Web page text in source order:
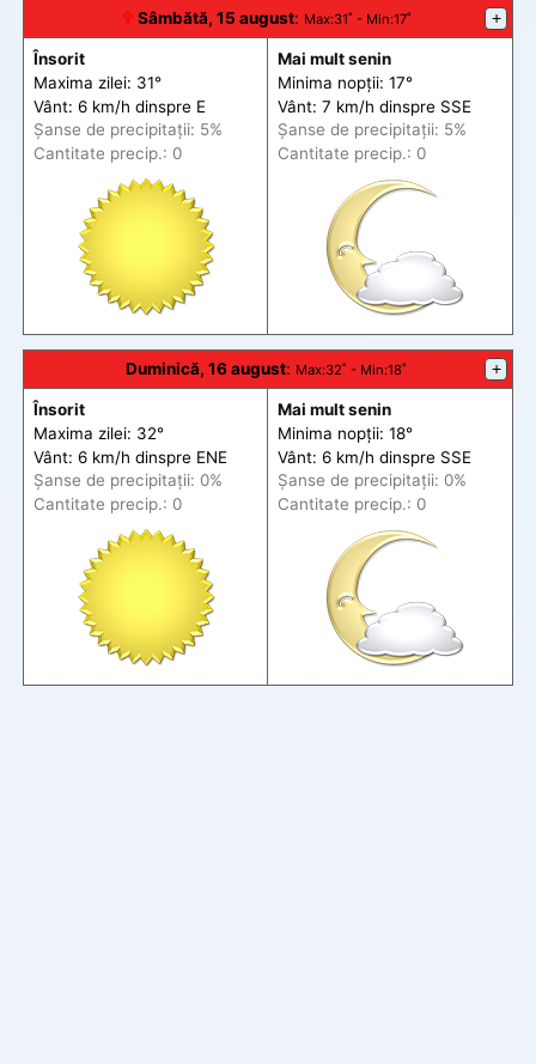
🕆 Sâmbătă, 15 august: Max:31˚ - Min:17˚ +
Însorit
Maxima zilei: 31°
Vânt: 6 km/h dinspre E
Șanse de precipitații: 5%
Cantitate precip.: 0
Mai mult senin
Minima nopții: 17°
Vânt: 7 km/h dinspre SSE
Șanse de precipitații: 5%
Cantitate precip.: 0
Duminică, 16 august: Max:32˚ - Min:18˚ +
Însorit
Maxima zilei: 32°
Vânt: 6 km/h dinspre ENE
Șanse de precipitații: 0%
Cantitate precip.: 0
Mai mult senin
Minima nopții: 18°
Vânt: 6 km/h dinspre SSE
Șanse de precipitații: 0%
Cantitate precip.: 0